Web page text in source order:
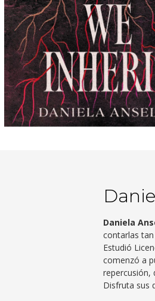
Daniela
contarlas
Estudió
comenzó a
repercusión,
Disfruta sus